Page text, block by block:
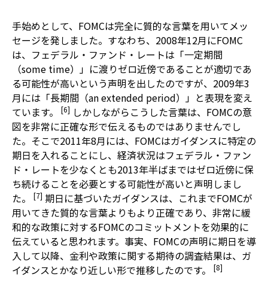
手始めとして、FOMCは完全に質的な言葉を用いてメッ
セージを発しました。すなわち、2008年12月にFOMC
は、フェデラル・ファンド・レートは「一定期間
（some time）」に渡りゼロ近傍であることが適切であ
る可能性が高いという声明を出したのですが、2009年3
月には「長期間（an extended period）」と表現を変え
ています。
[6] しかしながらこうした言葉は、FOMCの意
図を非常に正確な形で伝えるものではありませんでし
た。そこで2011年8月には、FOMCはガイダンスに特定の
期日を入れることにし、経済状況はフェデラル・ファン
ド・レートを少なくとも2013年半ばまではゼロ近傍に保
ち続けることを必要とする可能性が高いと声明しまし
た。
[7] 期日に基づいたガイダンスは、これまでFOMCが
用いてきた質的な言葉よりもより正確であり、非常に緩
和的な政策に対するFOMCのコミットメントを効果的に
伝えていると思われます。事実、FOMCの声明に期日を導
入して以降、金利や政策に関する期待の調査結果は、ガ
イダンスとかなり近しい形で推移したのです。
[8]